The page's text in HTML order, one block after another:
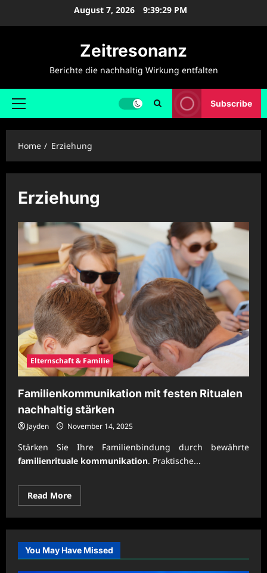
August 7, 2026 9:39:30 PM
Zeitresonanz
Berichte die nachhaltig Wirkung entfalten
Primary
Subscribe
Home Erziehung
Erziehung
Elternschaft & Familie
Familienkommunikation mit festen Ritualen
nachhaltig stärken
Jayden November 14, 2025
Stärken Sie Ihre Familienbindung durch bewährte
familienrituale kommunikation. Praktische...
Read MoreRead
more
Familienkommunikation
mit
Ritualen
nachhaltig
stärken
You May Have Missed